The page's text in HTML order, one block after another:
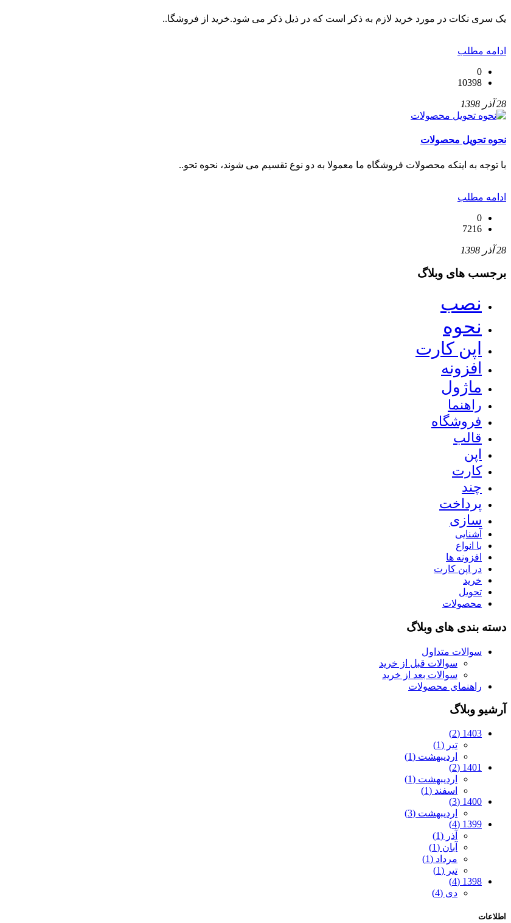
یک سری نکات در مورد خرید لازم به ذکر است که در ذیل ذکر می شود.خرید از فروشگا..
ادامه مطلب
0
10398
28 آذر 1398
نحوه تحویل محصولات
با توجه به اینکه محصولات فروشگاه ما معمولا به دو نوع تقسیم می شوند، نحوه تحو..
ادامه مطلب
0
7216
28 آذر 1398
برجسب های وبلاگ
نصب
نحوه
اپن کارت
افزونه
ماژول
راهنما
فروشگاه
قالب
اپن
کارت
چند
پرداخت
سازی
آشنایی
با انواع
افزونه ها
در اپن کارت
خرید
تحویل
محصولات
دسته بندی های وبلاگ
سوالات متداول
سوالات قبل از خرید
سوالات بعد از خرید
راهنمای محصولات
آرشیو وبلاگ
1403 (2)
تیر (1)
اردیبهشت (1)
1401 (2)
اردیبهشت (1)
اسفند (1)
1400 (3)
اردیبهشت (3)
1399 (4)
آذر (1)
آبان (1)
مرداد (1)
تیر (1)
1398 (4)
دی (4)
اطلاعات